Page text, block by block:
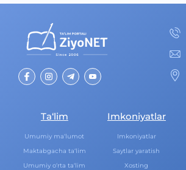
Ta‘lim
Umumiy ma‘lumot
Maktabgacha ta‘lim
Umumiy o‘rta ta‘lim
Imkoniyatlar
Imkoniyatlar
Saytlar yaratish
Xosting